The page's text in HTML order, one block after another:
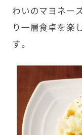
わいのマヨネー
り一層食卓を楽
す。